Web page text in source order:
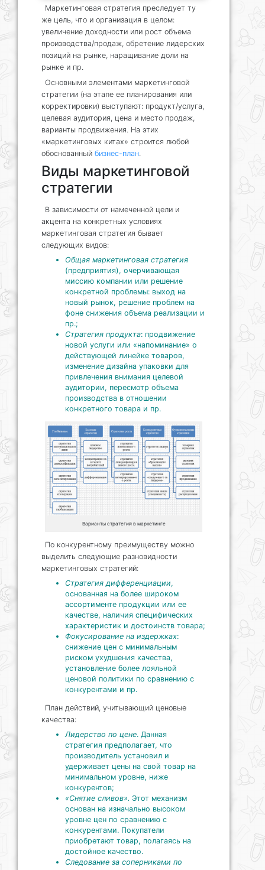
Маркетинговая стратегия преследует ту
же цель, что и организация в целом:
увеличение доходности или рост объема
производства/продаж, обретение лидерских
позиций на рынке, наращивание доли на
рынке и пр.
Основными элементами маркетинговой
стратегии (на этапе ее планирования или
корректировки) выступают: продукт/услуга,
целевая аудитория, цена и место продаж,
варианты продвижения. На этих
«маркетинговых китах» строится любой
обоснованный бизнес-план
Виды маркетинговой
стратегии
В зависимости от намеченной цели и
акцента на конкретных условиях
маркетинговая стратегия бывает
следующих видов:
Общая маркетинговая стратегия
(предприятия), очерчивающая
миссию компании или решение
конкретной проблемы: выход на
новый рынок, решение проблем на
фоне снижения объема реализации и
пр.;
Стратегия продукта: продвижение
новой услуги или «напоминание» о
действующей линейке товаров,
изменение дизайна упаковки для
привлечения внимания целевой
аудитории, пересмотр объема
производства в отношении
конкретного товара и пр.
Варианты стратегий в маркетинге
По конкурентному преимуществу можно
выделить следующие разновидности
маркетинговых стратегий:
Стратегия дифференциации,
основанная на более широком
ассортименте продукции или ее
качестве, наличия специфических
характеристик и достоинств товара;
Фокусирование на издержках:
снижение цен с минимальным
риском ухудшения качества,
установление более лояльной
ценовой политики по сравнению с
конкурентами и пр.
План действий, учитывающий ценовые
качества:
Лидерство по цене. Данная
стратегия предполагает, что
производитель установил и
удерживает цены на свой товар на
минимальном уровне, ниже
конкурентов;
«Снятие сливов». Этот механизм
основан на изначально высоком
уровне цен по сравнению с
конкурентами. Покупатели
приобретают товар, полагаясь на
достойное качество.
Следование за соперниками по